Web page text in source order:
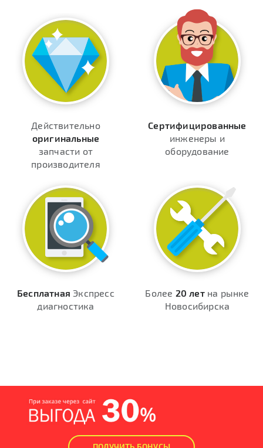
Действительно
оригинальные
запчасти от
производителя
Сертифицированные
инженеры и
оборудование
Бесплатная Экспресс
диагностика
Более 20 летна рынке
Новосибирска